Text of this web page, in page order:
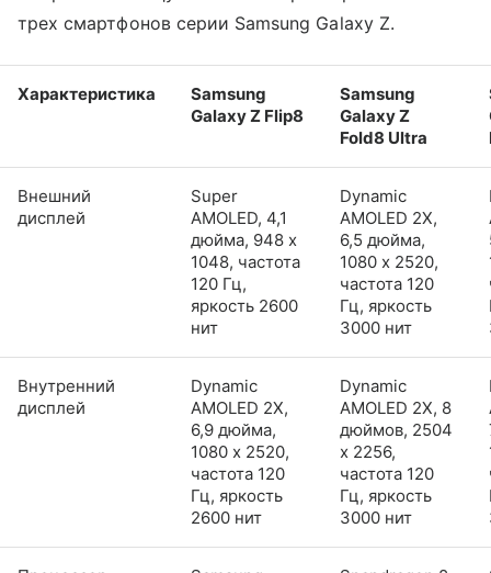
трех смартфонов серии Samsung Galaxy Z.
Характеристика
Samsung
Galaxy Z Flip8
Samsung
Galaxy Z
Fold8 Ultra
Внешний
дисплей
Super
AMOLED, 4,1
дюйма, 948 x
1048, частота
120 Гц,
яркость 2600
нит
Dynamic
AMOLED 2X,
6,5 дюйма,
1080 x 2520,
частота 120
Гц, яркость
3000 нит
Внутренний
дисплей
Dynamic
AMOLED 2X,
6,9 дюйма,
1080 x 2520,
частота 120
Гц, яркость
2600 нит
Dynamic
AMOLED 2X, 8
дюймов, 2504
x 2256,
частота 120
Гц, яркость
3000 нит